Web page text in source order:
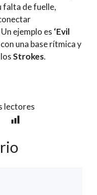
falta de fuelle,
ejemplo es ‘Evil
una base rítmica y
Strokes.
lectores